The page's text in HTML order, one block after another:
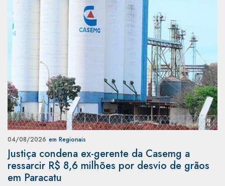
04/08/2026 em Regionais
Justiça condena ex-gerente da Casemg a
ressarcir R$ 8,6 milhões por desvio de grãos
em Paracatu